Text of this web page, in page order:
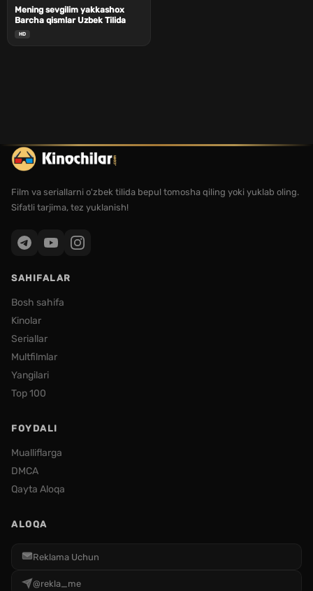
Mening sevgilim yakkashox
Barcha qismlar Uzbek Tilida
HD
Film va seriallarni o'zbek tilida bepul tomosha qiling yoki yuklab oling.
Sifatli tarjima, tez yuklanish!
SAHIFALAR
Bosh sahifa
Kinolar
Seriallar
Multfilmlar
Yangilari
Top 100
FOYDALI
Mualliflarga
DMCA
Qayta Aloqa
ALOQA
Reklama Uchun
@rekla_me